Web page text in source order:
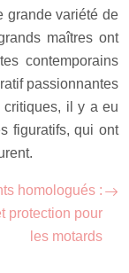
grande variété de
maîtres ont
contemporains
passionnantes
critiques, il y a eu
figuratifs, qui ont
homologués :
protection pour
les motards